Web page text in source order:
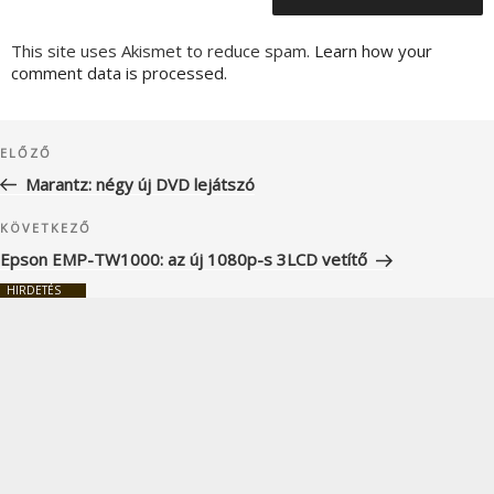
This site uses Akismet to reduce spam. Learn how your
comment data is processed.
navigáció
Korábbi
bejegyzés
ELŐZŐ
Marantz: négy új DVD lejátszó
Következő
bejegyzés
KÖVETKEZŐ
Epson EMP-TW1000: az új 1080p-s 3LCD vetítő
HIRDETÉS